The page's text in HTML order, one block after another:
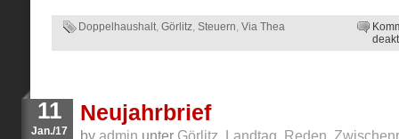
Doppelhaushalt, Görlitz, Steuern, Via Thea
11
Jan./17
Neujahrbrief
by admin unter Görlitz Landtag Reden